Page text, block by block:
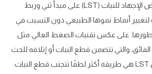
يعتمد التدريب منخفض الإجهاد للنبات (LST) على مبدأ ثني وربط
لتغيير أنماط نموها الطبيعي دون التسبب في
على عكس تقنيات الضغط العالي مثل
والتي تتضمن قطع النبات أو إتلافه للحث
على النمو الجانبي، فإن LST هي طريقة أكثر لطفًا تتجنب قطع النبات.